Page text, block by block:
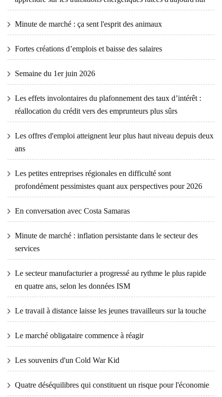
Minute de marché : ça sent l'esprit des animaux
Fortes créations d’emplois et baisse des salaires
Semaine du 1er juin 2026
Les effets involontaires du plafonnement des taux d’intérêt :
réallocation du crédit vers des emprunteurs plus sûrs
Les offres d'emploi atteignent leur plus haut niveau depuis deux
ans
Les petites entreprises régionales en difficulté sont
profondément pessimistes quant aux perspectives pour 2026
En conversation avec Costa Samaras
Minute de marché : inflation persistante dans le secteur des
services
Le secteur manufacturier a progressé au rythme le plus rapide
en quatre ans, selon les données ISM
Le travail à distance laisse les jeunes travailleurs sur la touche
Le marché obligataire commence à réagir
Les souvenirs d'un Cold War Kid
Quatre déséquilibres qui constituent un risque pour l'économie